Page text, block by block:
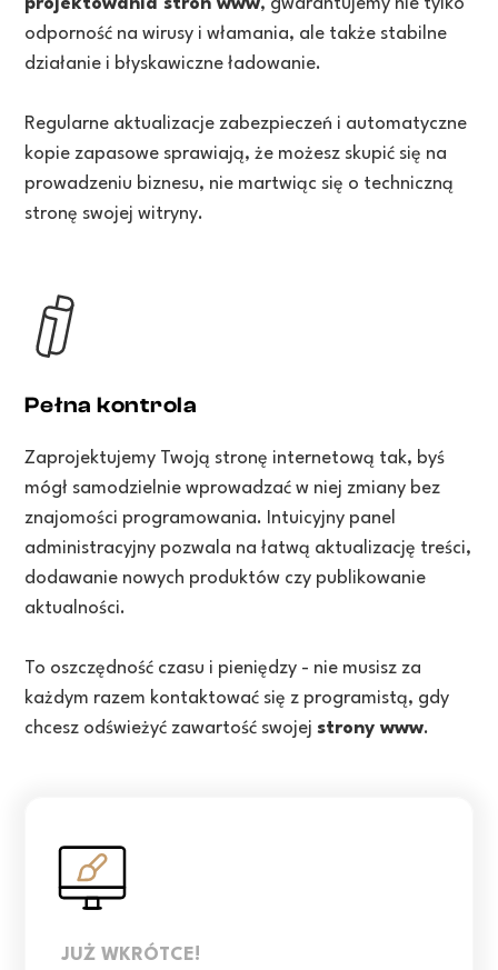
odporność na wirusy i włamania, ale także stabilne
działanie i błyskawiczne ładowanie.
Regularne aktualizacje zabezpieczeń i automatyczne
kopie zapasowe sprawiają, że możesz skupić się na
prowadzeniu biznesu, nie martwiąc się o techniczną
stronę swojej witryny.
Pełna kontrola
Zaprojektujemy Twoją stronę internetową tak, byś
mógł samodzielnie wprowadzać w niej zmiany bez
znajomości programowania. Intuicyjny panel
administracyjny pozwala na łatwą aktualizację treści,
dodawanie nowych produktów czy publikowanie
aktualności.
To oszczędność czasu i pieniędzy - nie musisz za
każdym razem kontaktować się z programistą, gdy
chcesz odświeżyć zawartość swojejstrony www.
JUŻ WKRÓTCE!